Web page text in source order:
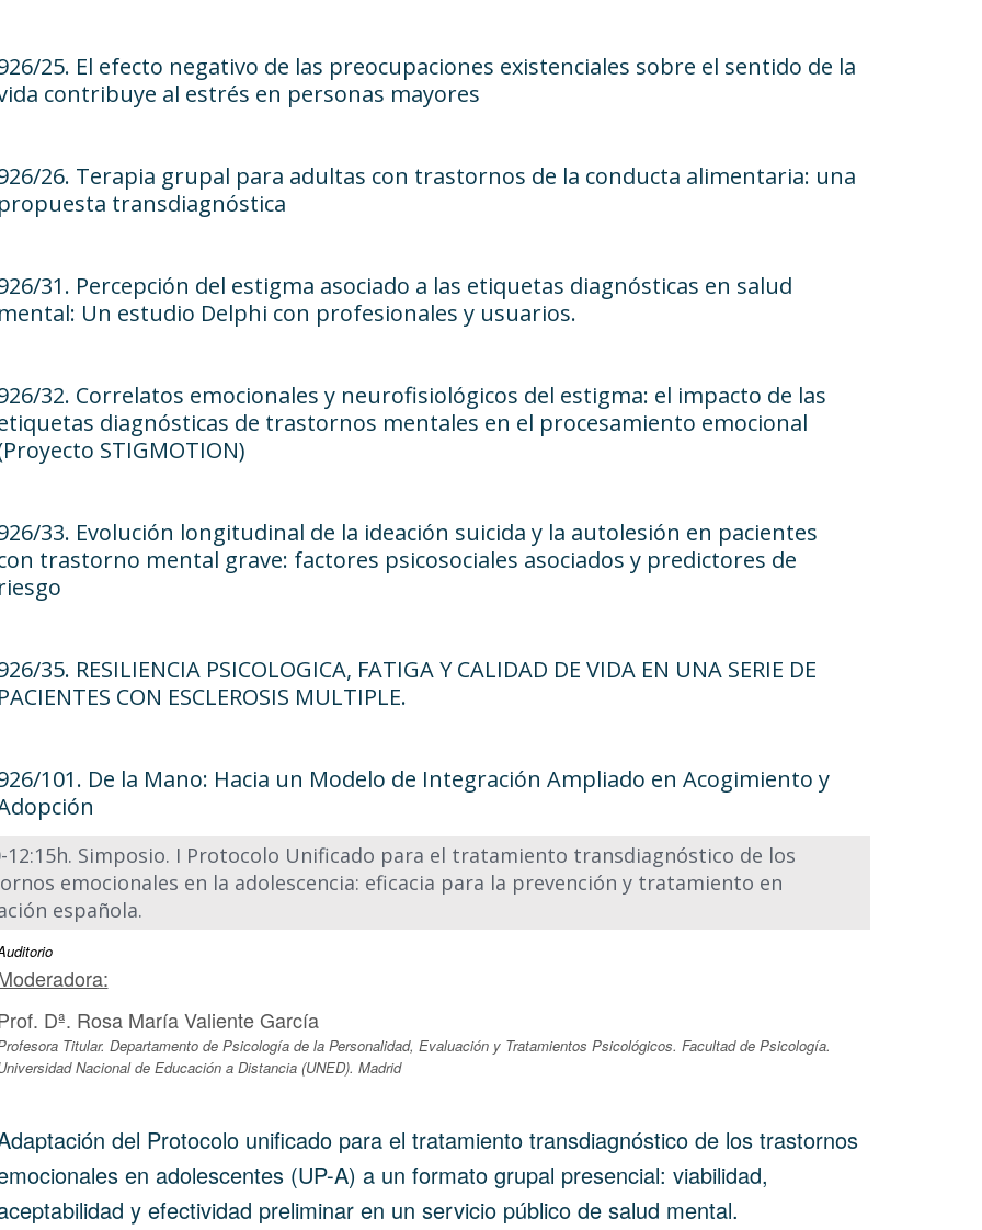
25. El efecto negativo de las preocupaciones existenciales sobre el sentido de la
contribuye al estrés en personas mayores
26. Terapia grupal para adultas con trastornos de la conducta alimentaria: una
propuesta transdiagnóstica
31. Percepción del estigma asociado a las etiquetas diagnósticas en salud
mental: Un estudio Delphi con profesionales y usuarios.
32. Correlatos emocionales y neurofisiológicos del estigma: el impacto de las
diagnósticas de trastornos mentales en el procesamiento emocional
STIGMOTION)
33. Evolución longitudinal de la ideación suicida y la autolesión en pacientes
trastorno mental grave: factores psicosociales asociados y predictores de
riesgo
35. RESILIENCIA PSICOLOGICA, FATIGA Y CALIDAD DE VIDA EN UNA SERIE DE
PACIENTES CON ESCLEROSIS MULTIPLE.
101. De la Mano: Hacia un Modelo de Integración Ampliado en Acogimiento y
12:15h. Simposio. I Protocolo Unificado para el tratamiento transdiagnóstico de los
emocionales en la adolescencia: eficacia para la prevención y tratamiento en
española.
Dª. Rosa María Valiente García
Titular. Departamento de Psicología de la Personalidad, Evaluación y Tratamientos Psicológicos. Facultad de Psicología.
Nacional de Educación a Distancia (UNED). Madrid
del Protocolo unificado para el tratamiento transdiagnóstico de los trastornos
en adolescentes (UP-A) a un formato grupal presencial: viabilidad,
y efectividad preliminar en un servicio público de salud mental.